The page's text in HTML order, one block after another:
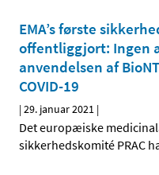
EMA’s første
offentliggjort: Ingen
anvendelsen af
COVID-19
|29. januar 2021 |
Det europæiske
sikkerhedskomité PRAC